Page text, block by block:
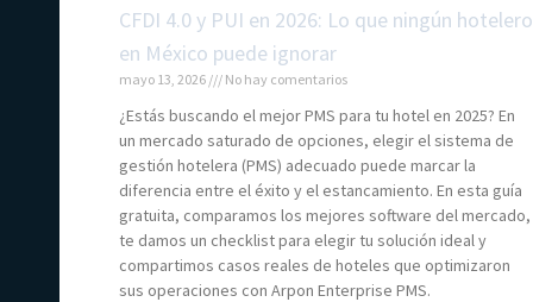
CFDI 4.0 y PUI en 2026: Lo que ningún hotelero
en México puede ignorar
mayo 13, 2026 No hay comentarios
¿Estás buscando el mejor PMS para tu hotel en 2025? En
un mercado saturado de opciones, elegir el sistema de
gestión hotelera (PMS) adecuado puede marcar la
diferencia entre el éxito y el estancamiento. En esta guía
gratuita, comparamos los mejores software del mercado,
te damos un checklist para elegir tu solución ideal y
compartimos casos reales de hoteles que optimizaron
sus operaciones con Arpon Enterprise PMS.